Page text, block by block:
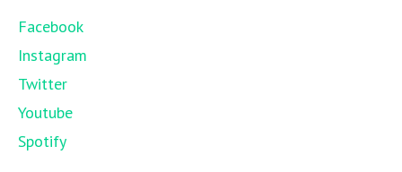
Facebook
Instagram
Twitter
Youtube
Spotify